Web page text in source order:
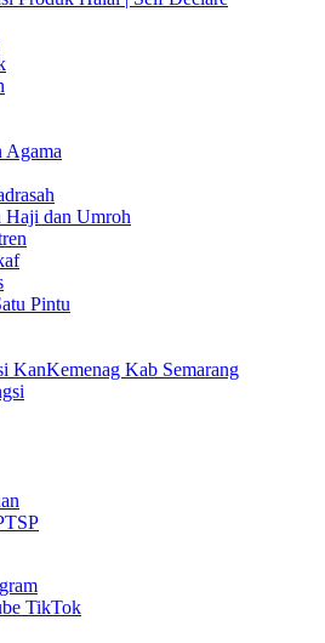
Agama
Haji dan Umroh
Pintu
KanKemenag Kab Semarang
TikTok